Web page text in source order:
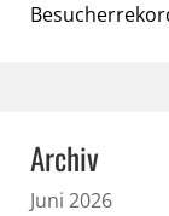
Archiv
Juni 2026